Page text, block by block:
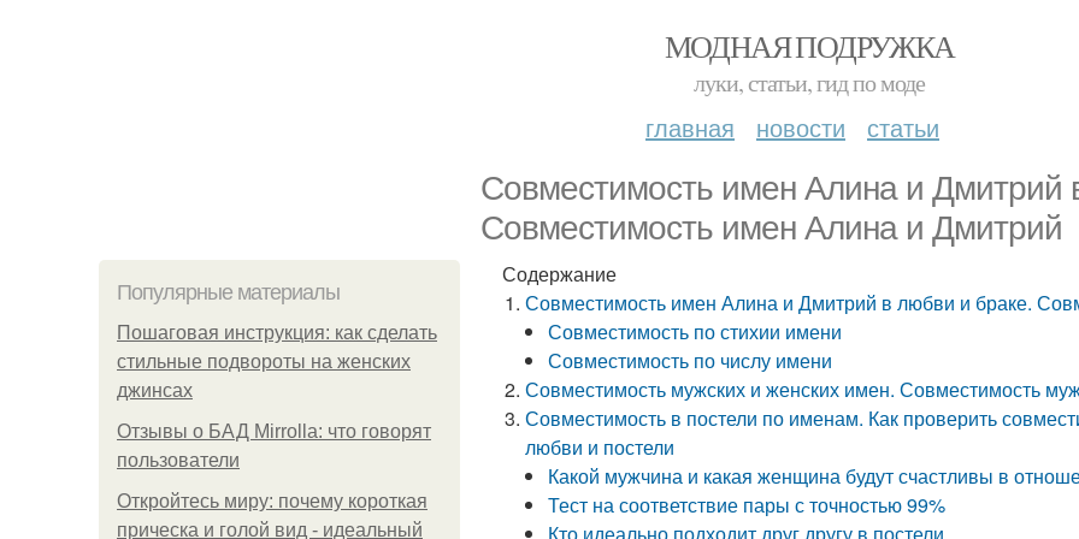
МОДНАЯ ПОДРУЖКА
луки, статьи, гид по моде
главная новости статьи
Совместимость имен Алина и Дмитрий
Совместимость имен Алина и Дмитрий
Популярные материалы
Пошаговая инструкция: как сделать
стильные подвороты на женских
джинсах
Отзывы о БАД Mirrolla: что говорят
пользователи
Откройтесь миру: почему короткая
прическа и голой вид - идеальный
Содержание
Совместимость имен Алина и Дмитрий в любви и браке.
Совместимость по стихии имени
Совместимость по числу имени
Совместимость мужских и женских имен. Совместимость
Совместимость в постели по именам. Как проверить
любви и постели
Какой мужчина и какая женщина будут счастливы в
Тест на соответствие пары с точностью 99%